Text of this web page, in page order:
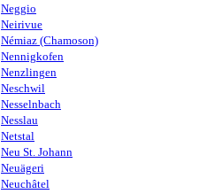
Neggio
Neirivue
Némiaz (Chamoson)
Nennigkofen
Nenzlingen
Neschwil
Nesselnbach
Nesslau
Netstal
Neu St. Johann
Neuägeri
Neuchâtel